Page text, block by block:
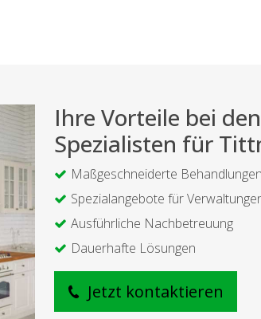
Ihre Vorteile bei
Spezialisten für
Maßgeschneiderte Behandlungen
Spezialangebote für
Ausführliche Nachbetreuung
Dauerhafte Lösungen
Jetzt kontaktieren